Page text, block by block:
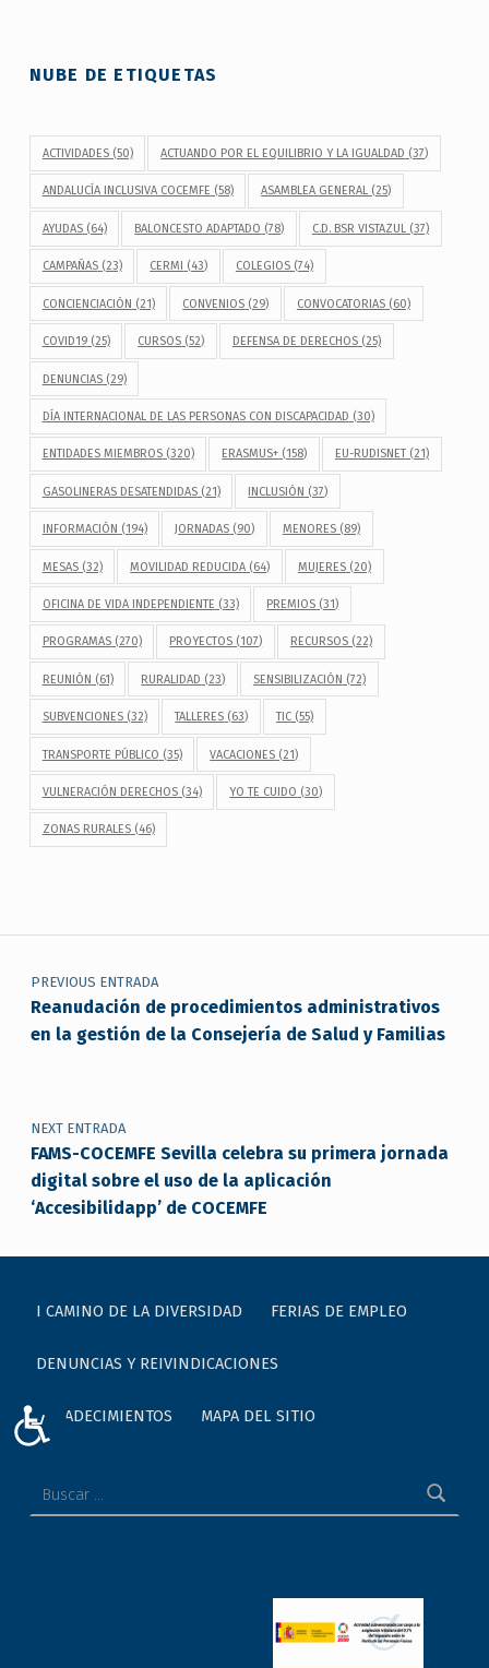
ACCESIBILIDAD
NUBE DE ETIQUETAS
ACTIVIDADES(50) ACTUANDO POR EL EQUILIBRIO Y LA IGUALDAD (37)
ANDALUCÍA INCLUSIVA COCEMFE (58) ASAMBLEA GENERAL (25)
AYUDAS(64) BALONCESTO ADAPTADO (78) C.D. BSR VISTAZUL(37)
CAMPAÑAS(23) CERMI (43) COLEGIOS(74)
CONCIENCIACIÓN (21) CONVENIOS (29) CONVOCATORIAS(60)
COVID19(25) CURSOS (52) DEFENSA DE DERECHOS(25)
DENUNCIAS(29)
DÍA INTERNACIONAL DE LAS PERSONAS CON DISCAPACIDAD (30)
ENTIDADES MIEMBROS(320) ERASMUS+ (158) EU-RUDISNET(21)
GASOLINERAS DESATENDIDAS(21) INCLUSIÓN (37)
INFORMACIÓN (194) JORNADAS (90) MENORES(89)
MESAS(32) MOVILIDAD REDUCIDA (64) MUJERES(20)
OFICINA DE VIDA INDEPENDIENTE (33) PREMIOS (31)
PROGRAMAS(270) PROYECTOS (107) RECURSOS(22)
REUNIÓN (61) RURALIDAD (23) SENSIBILIZACIÓN (72)
SUBVENCIONES(32) TALLERES (63) TIC(55)
TRANSPORTE PÚBLICO (35) VACACIONES (21)
VULNERACIÓN DERECHOS(34) YO TE CUIDO (30)
ZONAS RURALES(46)
Navegación de entradas
PREVIOUS ENTRADA
Reanudación de procedimientos administrativos
en la gestión de la Consejería de Salud y Familias
NEXT ENTRADA
FAMS-COCEMFE Sevilla celebra su primera jornada
digital sobre el uso de la aplicación
‘Accesibilidapp’ de COCEMFE
I CAMINO DE LA DIVERSIDAD FERIAS DE EMPLEO
DENUNCIAS Y REIVINDICACIONES
AGRADECIMIENTOS MAPA DEL SITIO